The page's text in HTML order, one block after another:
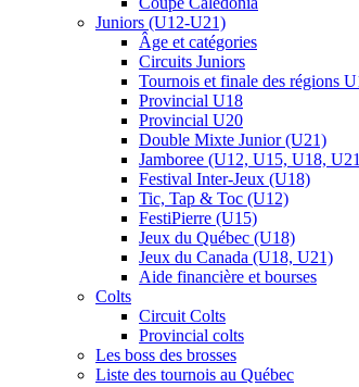
Juniors (U12-U21)
Âge et catégories
Circuits Juniors
Tournois et finale des régions
Provincial U18
Provincial U20
Double Mixte Junior (U21)
Jamboree (U12, U15, U18,
Festival Inter-Jeux (U18)
Tic, Tap & Toc (U12)
FestiPierre (U15)
Jeux du Québec (U18)
Jeux du Canada (U18, U21)
Aide financière et bourses
Colts
Circuit Colts
Provincial colts
Les boss des brosses
Liste des tournois au Québec